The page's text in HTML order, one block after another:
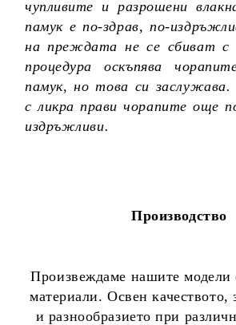
чупливите и разрошени
памук е по-здрав, по-
на преждата не се сбиват с
процедура оскъпява
памук, но това си заслужава.
с ликра прави чорапите още
издръжливи.
Производство
Произвеждаме нашите модели
материали. Освен качеството,
и разнообразието при